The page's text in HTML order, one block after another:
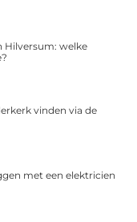
Hilversum: welke
vinden via de
met een elektricien